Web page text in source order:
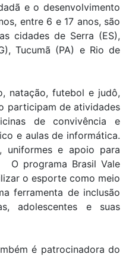
e o desenvolvimento
entre 6 e 17 anos, são
cidades de Serra (ES),
Tucumã (PA) e Rio de
natação, futebol e judô,
participam de atividades
de convivência e
e aulas de informática.
uniformes e apoio para
O programa Brasil Vale
o esporte como meio
ferramenta de inclusão
adolescentes e suas
é patrocinadora do